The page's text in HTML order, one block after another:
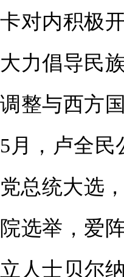
卡对内积极
大力倡导民
调整与西方
5月，卢全民
党总统大选
院选举，爱
立人士贝尔